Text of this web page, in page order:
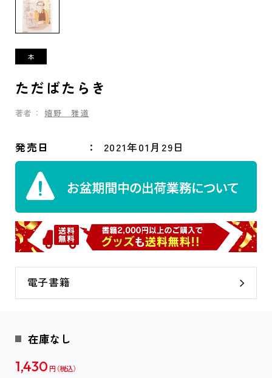
ただばたらき
著者： 嬉野 雅道
発売日 2021年01月29日
電子書籍
在庫なし
1,430 円